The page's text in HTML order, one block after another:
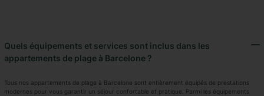
Quels équipements et services sont inclus dans les
appartements de plage à Barcelone ?
Tous nos appartements de plage à Barcelone sont entièrement équipés de prestations
modernes pour vous garantir un séjour confortable et pratique. Parmi les équipements